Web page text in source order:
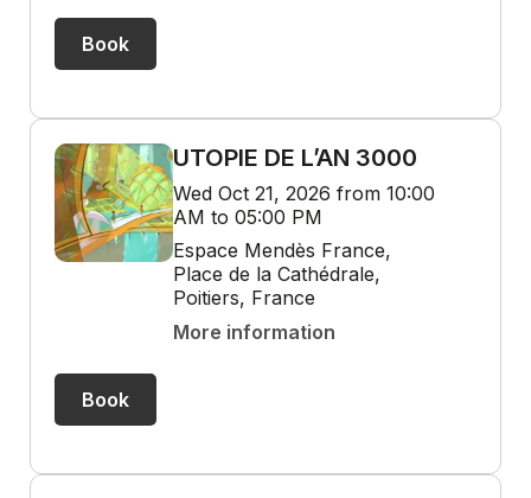
Book
UTOPIE DE L’AN 3000
Wed Oct 21, 2026 from 10:00
AM to 05:00 PM
Espace Mendès France,
Place de la Cathédrale,
Poitiers, France
More information
Book